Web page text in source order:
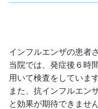
インフルエンザの患者
当院では、発症後６時
用いて検査をしています
また、抗インフルエン
と効果が期待できません